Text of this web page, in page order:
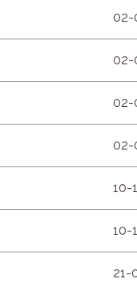
02-
02-
02-
02-
10-
10-
21-